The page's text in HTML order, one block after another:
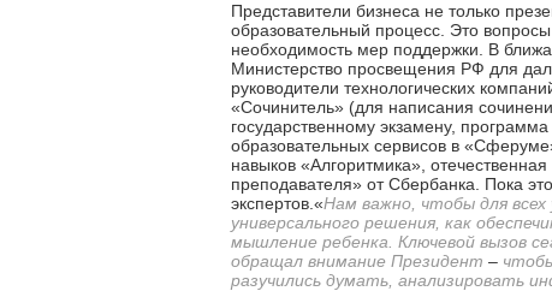
Представители бизнеса не только
образовательный процесс. Это
необходимость мер поддержки. В
Министерство просвещения РФ для
руководители технологических
«Сочинитель» (для написания
государственному экзамену,
образовательных сервисов в
навыков «Алгоритмика»,
преподавателя» от Сбербанка. Пока
экспертов.«Нам важно, чтобы для
универсального решения, как
мышление ребенка. Ключевой вызов
обращал внимание Президент –
разучились думать, анализировать